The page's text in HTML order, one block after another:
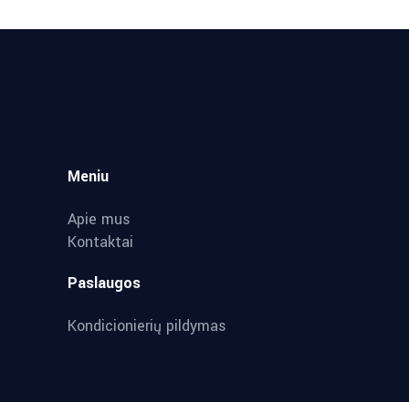
Meniu
Apie mus
Kontaktai
Paslaugos
Kondicionierių pildymas